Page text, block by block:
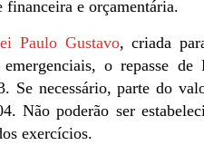
e orçamentária.
Paulo Gustavo, criada
emergenciais, o repasse
Se necessário, parte do
Não poderão ser
exercícios.